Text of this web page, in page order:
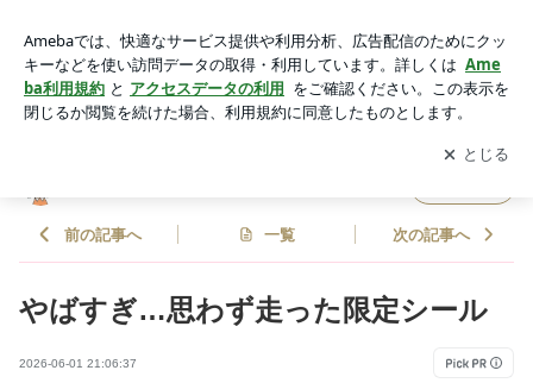
アプリをダウンロードして ブログの更新通知
を受け取りまし
ょう。
開く
前の記事へ 一覧 次の記事へ
やばすぎ…思わず走った限定シール
2026-06-01 21:06:37